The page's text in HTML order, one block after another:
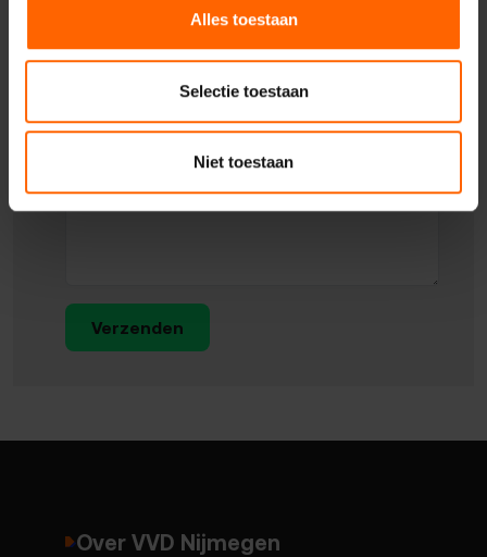
Alles toestaan
Selectie toestaan
Niet toestaan
Verzenden
Over VVD Nijmegen